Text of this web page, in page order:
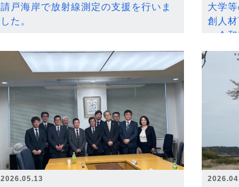
請戸海岸で放射線測定の支援を行いま
した。
大学
創人
～令
2026.05.13